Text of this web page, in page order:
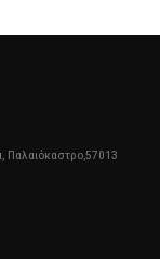
Παλαιόκαστρο,57013